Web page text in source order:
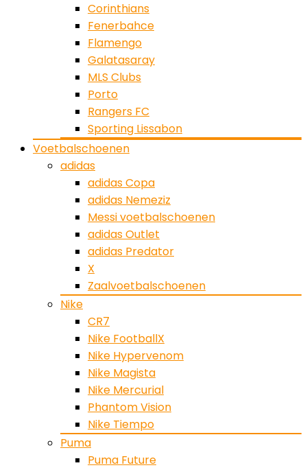
Corinthians
Fenerbahce
Flamengo
Galatasaray
MLS Clubs
Porto
Rangers FC
Sporting Lissabon
Voetbalschoenen
adidas
adidas Copa
adidas Nemeziz
Messi voetbalschoenen
adidas Outlet
adidas Predator
X
Zaalvoetbalschoenen
Nike
CR7
Nike FootballX
Nike Hypervenom
Nike Magista
Nike Mercurial
Phantom Vision
Nike Tiempo
Puma
Puma Future